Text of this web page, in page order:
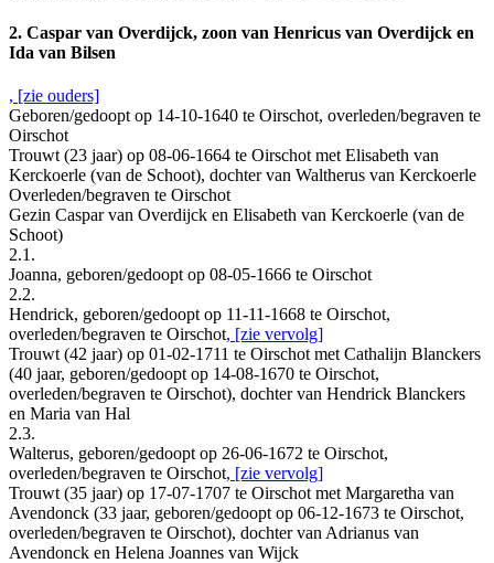
2. Caspar van Overdijck, zoon van Henricus van Overdijck en
Ida van Bilsen
, [zie ouders]
Geboren/gedoopt op 14-10-1640 te Oirschot, overleden/begraven te
Oirschot
Trouwt (23 jaar) op 08-06-1664 te Oirschot met Elisabeth van
Kerckoerle (van de Schoot), dochter van Waltherus van Kerckoerle
Overleden/begraven te Oirschot
Gezin Caspar van Overdijck en Elisabeth van Kerckoerle (van de
Schoot)
2.1.
Joanna, geboren/gedoopt op 08-05-1666 te Oirschot
2.2.
Hendrick, geboren/gedoopt op 11-11-1668 te Oirschot,
overleden/begraven te Oirschot, [zie vervolg]
Trouwt (42 jaar) op 01-02-1711 te Oirschot met Cathalijn Blanckers
(40 jaar, geboren/gedoopt op 14-08-1670 te Oirschot,
overleden/begraven te Oirschot), dochter van Hendrick Blanckers
en Maria van Hal
2.3.
Walterus, geboren/gedoopt op 26-06-1672 te Oirschot,
overleden/begraven te Oirschot, [zie vervolg]
Trouwt (35 jaar) op 17-07-1707 te Oirschot met Margaretha van
Avendonck (33 jaar, geboren/gedoopt op 06-12-1673 te Oirschot,
overleden/begraven te Oirschot), dochter van Adrianus van
Avendonck en Helena Joannes van Wijck